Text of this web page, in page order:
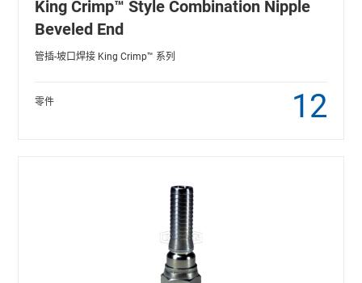
King Crimp™ Style Combination Nipple
Beveled End
管插-坡口焊接 King Crimp™ 系列
零件 12